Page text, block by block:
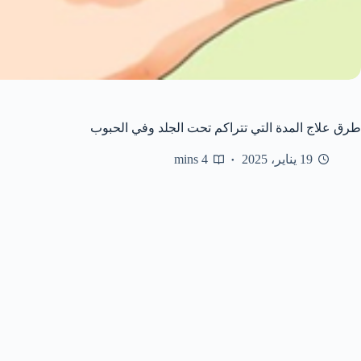
طرق علاج المدة التي تتراكم تحت الجلد وفي الحبوب
19 يناير، 2025 4 mins